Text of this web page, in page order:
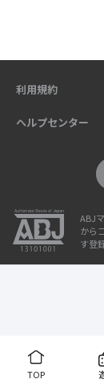
TOP
利用規約
ヘルプセンター
ABJ
から
す登